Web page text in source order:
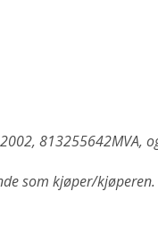
813255642MVA,
som kjøper/kjøperen.